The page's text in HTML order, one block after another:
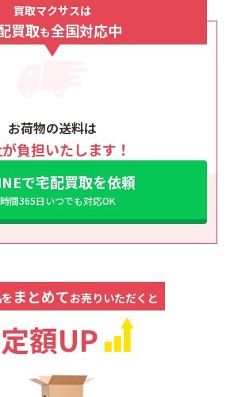
買取マクサスは
買取も全国対応中
お荷物の送料は
負担いたします！
で宅配買取を依頼
間365日いつでも対応OK
まとめてお売りいただくと
額UP